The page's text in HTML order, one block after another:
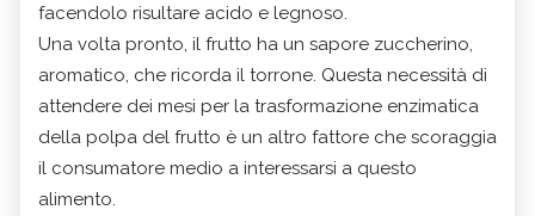
facendolo risultare acido e legnoso.
Una volta pronto, il frutto ha un sapore zuccherino,
aromatico, che ricorda il torrone. Questa necessità di
attendere dei mesi per la trasformazione enzimatica
della polpa del frutto è un altro fattore che scoraggia
il consumatore medio a interessarsi a questo
alimento.